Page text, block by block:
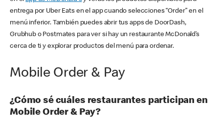
entrega por Uber Eats en el app cuando selecciones “Order” en el
menú inferior. También puedes abrir tus apps de DoorDash,
Grubhub o Postmates para ver si hay un restaurante McDonald’s
cerca de ti y explorar productos del menú para ordenar.
Mobile Order & Pay
¿Cómo sé cuáles restaurantes participan en
Mobile Order & Pay?